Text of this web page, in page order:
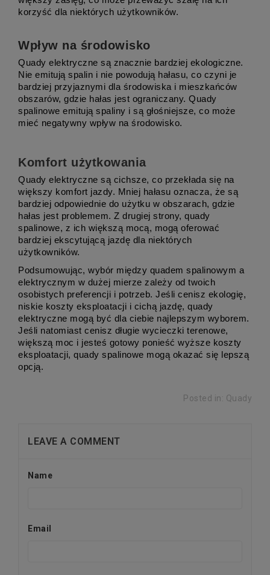
korzyść dla niektórych użytkowników.
Wpływ na środowisko
Quady elektryczne są znacznie bardziej ekologiczne.
Nie emitują spalin i nie powodują hałasu, co czyni je
bardziej przyjaznymi dla środowiska i mieszkańców
obszarów, gdzie hałas jest ograniczany. Quady
spalinowe emitują spaliny i są głośniejsze, co może
mieć negatywny wpływ na środowisko.
Komfort użytkowania
Quady elektryczne są cichsze, co przekłada się na
większy komfort jazdy. Mniej hałasu oznacza, że są
bardziej odpowiednie do użytku w obszarach, gdzie
hałas jest problemem. Z drugiej strony, quady
spalinowe, z ich większą mocą, mogą oferować
bardziej ekscytującą jazdę dla niektórych
użytkowników.
Podsumowując, wybór między quadem spalinowym a
elektrycznym w dużej mierze zależy od twoich
osobistych preferencji i potrzeb. Jeśli cenisz ekologię,
niskie koszty eksploatacji i cichą jazdę, quady
elektryczne mogą być dla ciebie najlepszym wyborem.
Jeśli natomiast cenisz długie wycieczki terenowe,
większą moc i jesteś gotowy ponieść wyższe koszty
eksploatacji, quady spalinowe mogą okazać się lepszą
opcją.
Posted in: Quady
LEAVE A COMMENT
Name
Email